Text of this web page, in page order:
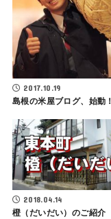
2017.10.19
島根の米屋ブログ、始動！
2018.04.14
橙（だいだい）のご紹介